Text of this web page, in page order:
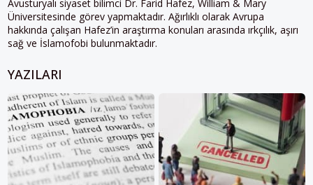
Avusturyalı siyaset bilimci Dr. Farid Hafez, William & Mary
Üniversitesinde görev yapmaktadır. Ağırlıklı olarak Avrupa
hakkında çalışan Hafez’in araştırma konuları arasında ırkçılık, aşırı
sağ ve İslamofobi bulunmaktadır.
YAZILARI